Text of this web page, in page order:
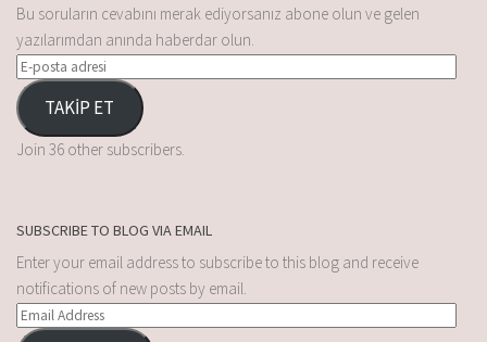
Bu soruların cevabını merak ediyorsanız abone olun ve gelen
yazılarımdan anında haberdar olun.
TAKİP ET
Join 36 other subscribers.
SUBSCRIBE TO BLOG VIA EMAIL
Enter your email address to subscribe to this blog and receive
notifications of new posts by email.